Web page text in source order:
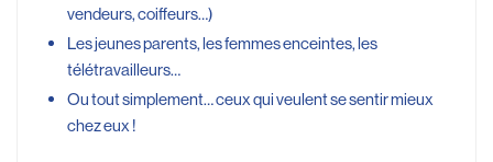
vendeurs, coiffeurs…)
Les jeunes parents, les femmes enceintes, les
télétravailleurs…
Ou tout simplement… ceux qui veulent se sentir mieux
chez eux !